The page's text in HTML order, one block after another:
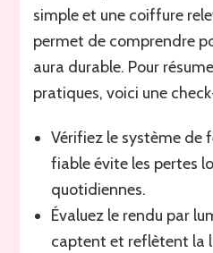
simple et une coiffure
permet de comprendre
aura durable. Pour
pratiques, voici une
Vérifiez le système de
fiable évite les pertes
quotidiennes.
Évaluez le rendu par
captent et reflètent la